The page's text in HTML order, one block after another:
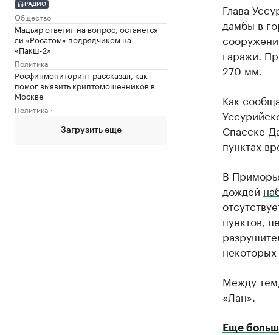
РАДИО
Общество
Мадьяр ответил на вопрос, останется
ли «Росатом» подрядчиком на
«Пакш-2»
Политика
Росфинмониторинг рассказал, как
помог выявить криптомошенников в
Москве
Политика
Загрузить еще
Глава
дамбы в
гаражи.
270 мм.
Как
Спасске-
пунктах
В
дождей
пунктов,
Между
«Лан».
Еще